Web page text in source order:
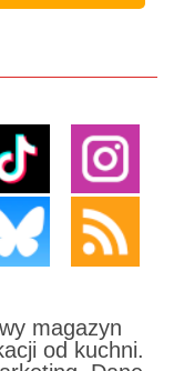
magazyn
od kuchni.